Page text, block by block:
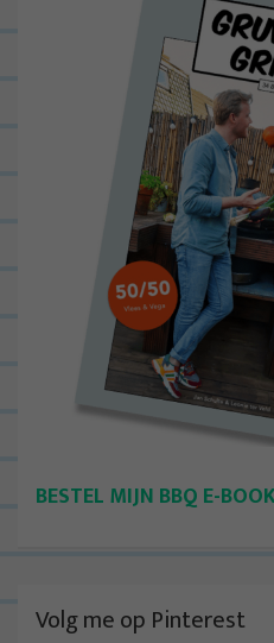
BESTEL MIJN BBQ E-
Volg me op Pinterest